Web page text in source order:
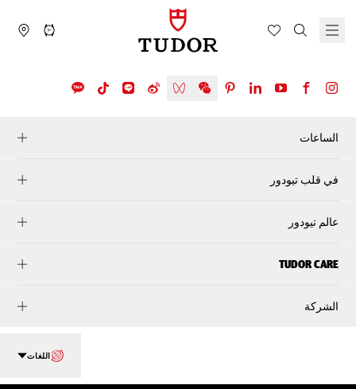
الساعات
في قلب تيودور
عالم تيودور
TUDOR CARE
الشركة
اللغات